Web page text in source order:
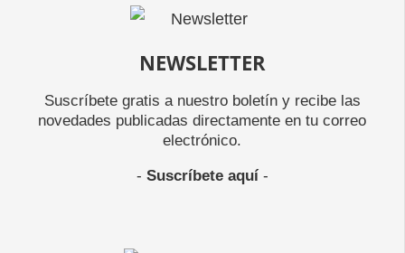
NEWSLETTER
Suscríbete gratis a nuestro boletín y recibe las
novedades publicadas directamente en tu correo
electrónico.
- Suscríbete aquí-